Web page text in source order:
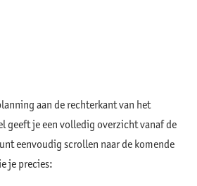
aan de rechterkant van het
geeft je een volledig overzicht vanaf de
eenvoudig scrollen naar de komende
je precies: